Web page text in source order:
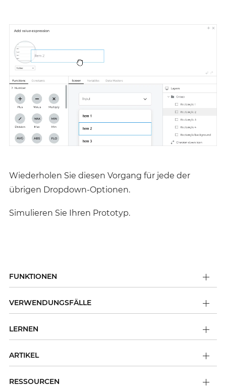
Wiederholen Sie diesen Vorgang für jede der
übrigen Dropdown-Optionen.
Simulieren Sie Ihren Prototyp.
FUNKTIONEN
VERWENDUNGSFÄLLE
LERNEN
ARTIKEL
RESSOURCEN